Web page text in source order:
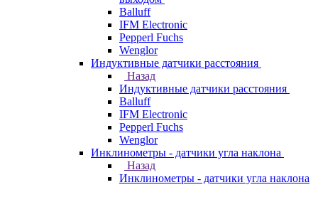
Balluff
IFM Electronic
Pepperl Fuchs
Wenglor
Индуктивные датчики расстояния
Назад
Индуктивные датчики расстояния
Balluff
IFM Electronic
Pepperl Fuchs
Wenglor
Инклинометры - датчики угла наклона
Назад
Инклинометры - датчики угла наклона